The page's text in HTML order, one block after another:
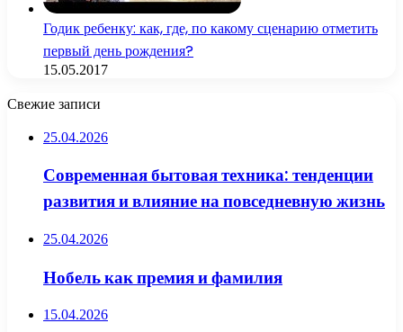
Годик ребенку: как, где, по какому сценарию отметить
первый день рождения?
15.05.2017
Свежие записи
25.04.2026
Современная бытовая техника: тенденции
развития и влияние на повседневную жизнь
25.04.2026
Нобель как премия и фамилия
15.04.2026